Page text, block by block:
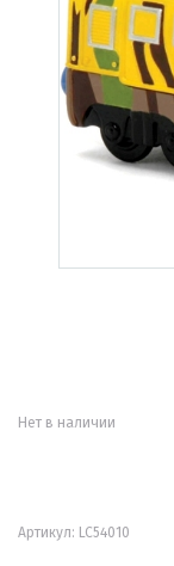
Нет в наличии
Артикул: LC54010